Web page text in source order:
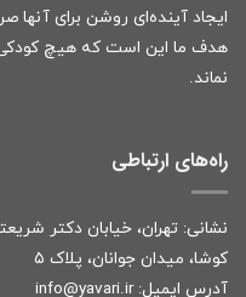
ایجاد آینده‌ای روشن برای آنها
هدف ما این است که هیچ کودکی
نماند.
راه‌های ارتباطی
کوشا، میدان جوانان، پلاک ۵
آدرس ایمیل: info@yavari.ir